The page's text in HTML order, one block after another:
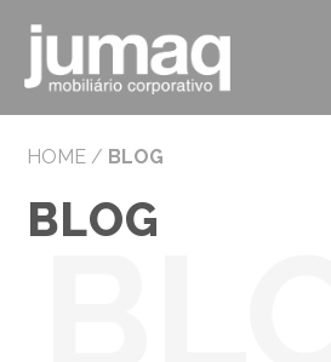
HOME / BLOG
BLOG